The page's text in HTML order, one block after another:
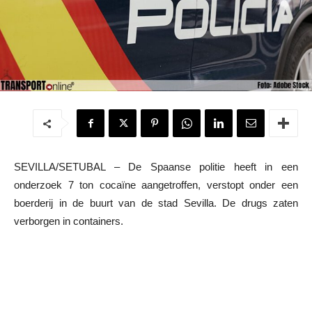
SEVILLA/SETUBAL – De Spaanse politie heeft in een
onderzoek 7 ton cocaïne aangetroffen, verstopt onder een
boerderij in de buurt van de stad Sevilla. De drugs zaten
verborgen in containers.